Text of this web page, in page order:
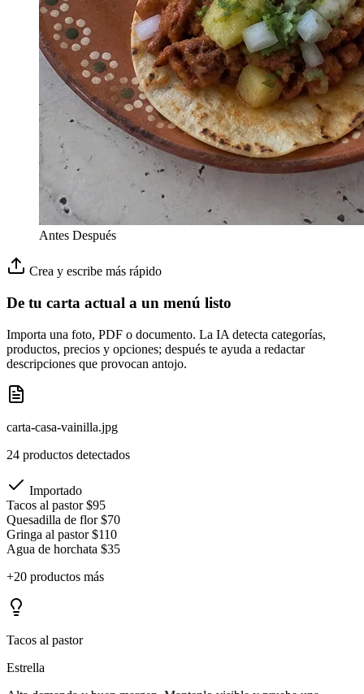
Antes Después
Crea y escribe más rápido
De tu carta actual a un menú listo
Importa una foto, PDF o documento. La IA detecta categorías,
productos, precios y opciones; después te ayuda a redactar
descripciones que provocan antojo.
carta-casa-vainilla.jpg
24 productos detectados
Importado
Tacos al pastor $95
Quesadilla de flor $70
Gringa al pastor $110
Agua de horchata $35
+20 productos más
Tacos al pastor
Estrella